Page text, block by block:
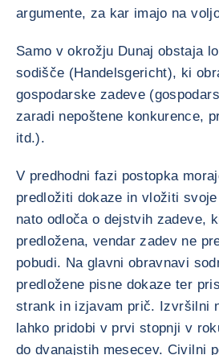
argumente, za kar imajo na
Samo v okrožju Dunaj obstaja
sodišče (Handelsgericht), ki
gospodarske zadeve
zaradi nepoštene konkurence,
itd.).
V predhodni fazi postopka
predložiti dokaze in vložiti
nato odloča o dejstvih zadeve,
predložena, vendar zadev ne
pobudi. Na glavni obravnavi
predložene pisne dokaze ter
strank in izjavam prič. Izvršilni
lahko pridobi v prvi stopnji v
do dvanajstih mesecev. Civilni